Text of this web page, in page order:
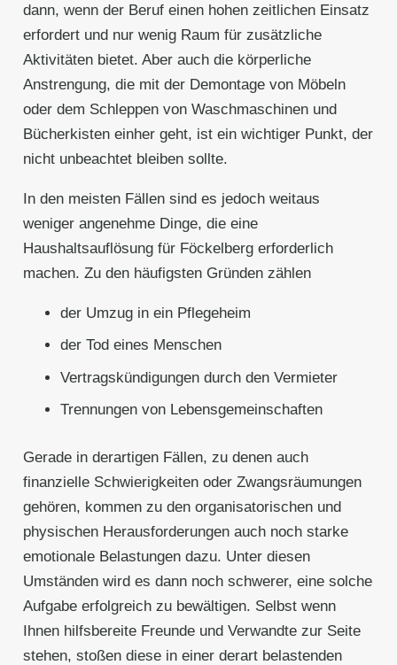
dann, wenn der Beruf einen hohen zeitlichen Einsatz
erfordert und nur wenig Raum für zusätzliche
Aktivitäten bietet. Aber auch die körperliche
Anstrengung, die mit der Demontage von Möbeln
oder dem Schleppen von Waschmaschinen und
Bücherkisten einher geht, ist ein wichtiger Punkt, der
nicht unbeachtet bleiben sollte.
In den meisten Fällen sind es jedoch weitaus
weniger angenehme Dinge, die eine
Haushaltsauflösung für Föckelberg erforderlich
machen. Zu den häufigsten Gründen zählen
der Umzug in ein Pflegeheim
der Tod eines Menschen
Vertragskündigungen durch den Vermieter
Trennungen von Lebensgemeinschaften
Gerade in derartigen Fällen, zu denen auch
finanzielle Schwierigkeiten oder Zwangsräumungen
gehören, kommen zu den organisatorischen und
physischen Herausforderungen auch noch starke
emotionale Belastungen dazu. Unter diesen
Umständen wird es dann noch schwerer, eine solche
Aufgabe erfolgreich zu bewältigen. Selbst wenn
Ihnen hilfsbereite Freunde und Verwandte zur Seite
stehen, stoßen diese in einer derart belastenden